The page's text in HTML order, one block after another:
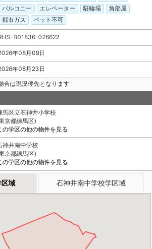
バルコニー
エレベーター 駐輪場
角部屋
都市ガス
ペット不可
B01836-026622
年08月09日
年08月23日
合は現況優先となります
馬区立石神井小学校
京都練馬区)
の学区の他の物件を見る
神井南中学校
京都練馬区)
の学区の他の物件を見る
域 石神井南中学校学区域